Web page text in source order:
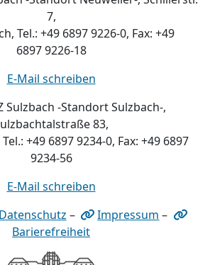
7,
Tel.: +49 6897 9226-0, Fax: +49
6897 9226-18
E-Mail schreiben
Sulzbach -Standort Sulzbach-,
83,
+49 6897 9234-0, Fax: +49 6897
9234-56
E-Mail schreiben
Datenschutz – Impressum –
Barierefreiheit